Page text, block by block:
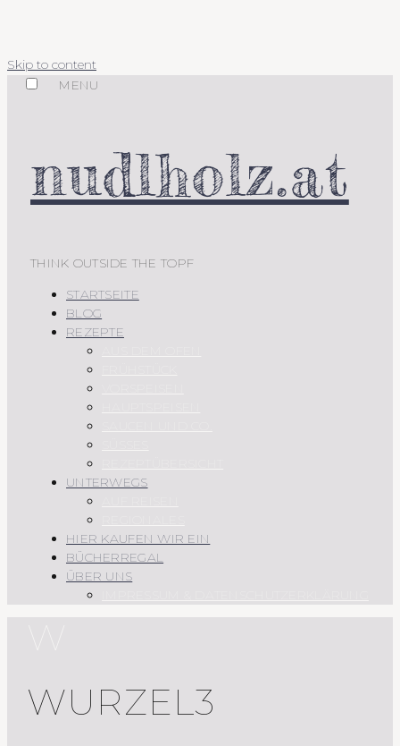
Skip to content
MENU
nudlholz.at
THINK OUTSIDE THE TOPF
STARTSEITE
BLOG
REZEPTE
UNTERWEGS
HIER KAUFEN WIR EIN
BÜCHERREGAL
ÜBER UNS
WURZEL3